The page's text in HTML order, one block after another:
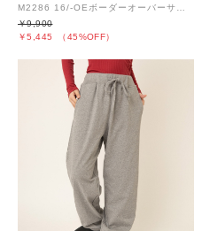
￥5,445 （45%OFF）
￥9,900